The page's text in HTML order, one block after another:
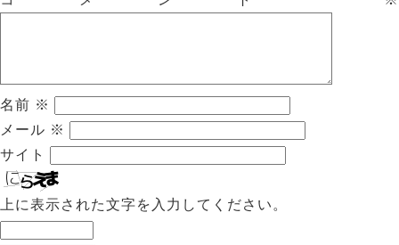
名前 ※
メール ※
サイト
上に表示された文字を入力してください。